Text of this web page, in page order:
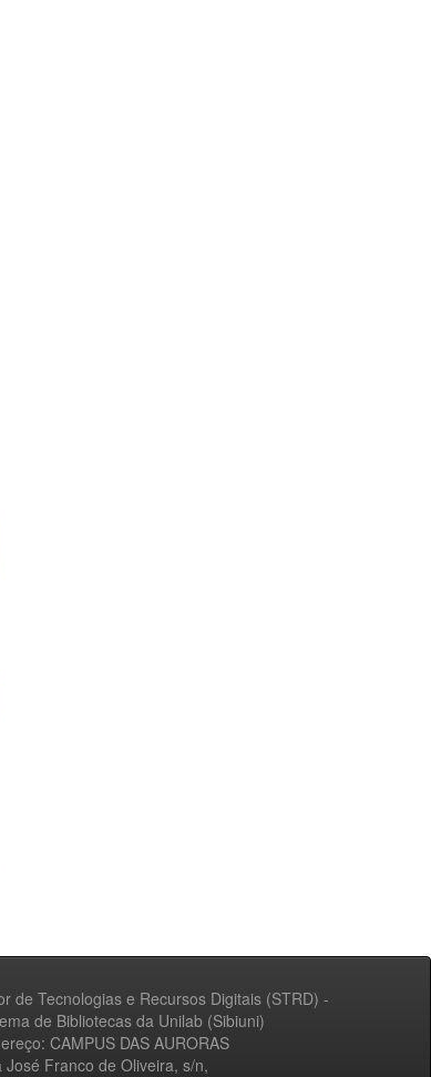
de Tecnologias e Recursos Digitais (STRD) -
de Bibliotecas da Unilab (Sibiuni)
CAMPUS DAS AURORAS
José Franco de Oliveira, s/n,